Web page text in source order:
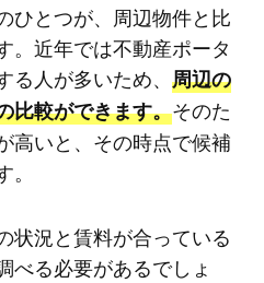
ひとつが、周辺物件と比
。近年では不動産ポータ
人が多いため、 周辺の
比較ができます。そのた
高いと、その時点で候補
状況と賃料が合っている
べる必要があるでしょ